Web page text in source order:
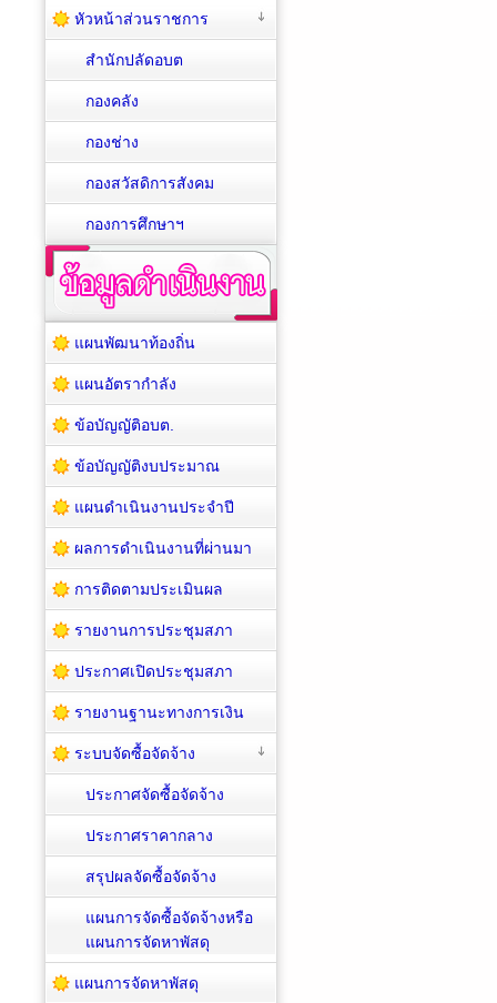
หัวหน้าส่วนราชการ
สำนักปลัดอบต
กองคลัง
กองช่าง
กองสวัสดิการสังคม
กองการศึกษาฯ
แผนพัฒนาท้องถิ่น
แผนอัตรากำลัง
ข้อบัญญัติอบต.
ข้อบัญญัติงบประมาณ
แผนดำเนินงานประจำปี
ผลการดำเนินงานที่ผ่านมา
การติดตามประเมินผล
รายงานการประชุมสภา
ประกาศเปิดประชุมสภา
รายงานฐานะทางการเงิน
ระบบจัดซื้อจัดจ้าง
ประกาศจัดซื้อจัดจ้าง
ประกาศราคากลาง
สรุปผลจัดซื้อจัดจ้าง
แผนการจัดซื้อจัดจ้างหรือ
แผนการจัดหาพัสดุ
แผนการจัดหาพัสดุ